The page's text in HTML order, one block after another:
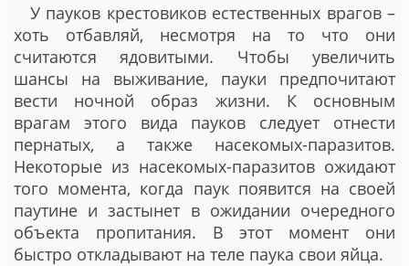
У пауков крестовиков естественных врагов –
хоть отбавляй, несмотря на то что они
считаются ядовитыми. Чтобы увеличить
шансы на выживание, пауки предпочитают
вести ночной образ жизни. К основным
врагам этого вида пауков следует отнести
пернатых, а также насекомых-паразитов.
Некоторые из насекомых-паразитов ожидают
того момента, когда паук появится на своей
паутине и застынет в ожидании очередного
объекта пропитания. В этот момент они
быстро откладывают на теле паука свои яйца.